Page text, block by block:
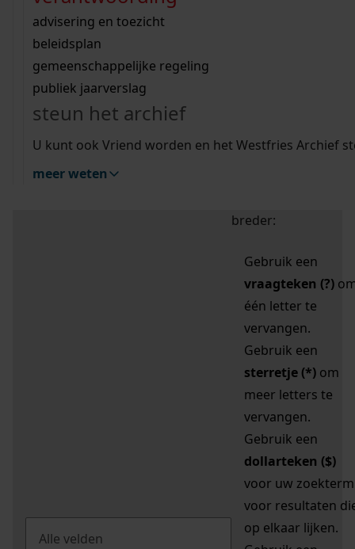
bouwvergunningen
omgevingsvergunningen
vergunningen
beeld en geluid
uitleg nodig?
Wij helpen u op weg met een aantal zoektips.
bekijk alle zoektips
Wij helpen u op weg met een aantal zoektips.
bekijk alle zoektips
bekijk ons geschiedenislokaal
advisering en toezicht
beleidsplan
gemeenschappelijke regeling
publiek jaarverslag
steun het archief
U kunt ook Vriend worden en het Westfries Archief
meer weten
zoektips
Mijn Studiezaal (inloggen)
uw zoekopdracht te
breder:
Gebruik een
vraagteken (?)
één letter te
vervangen.
Gebruik een
sterretje (*) om
meer letters te
vervangen.
Gebruik een
dollarteken ($)
voor uw zoekterm
voor resultaten
op elkaar lijken.